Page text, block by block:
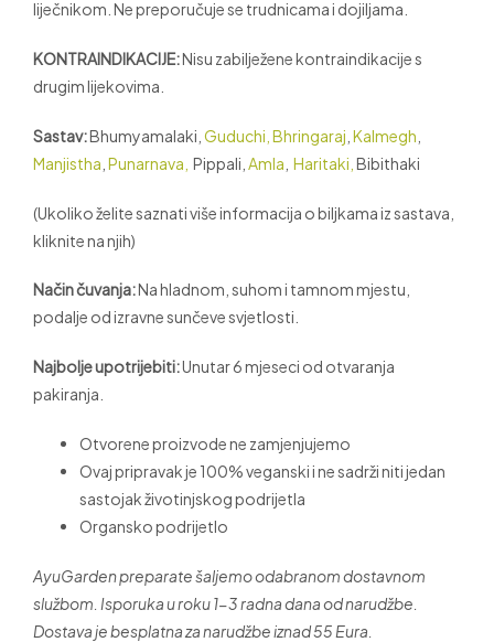
liječnikom. Ne preporučuje se trudnicama i dojiljama.
KONTRAINDIKACIJE:Nisu zabilježene kontraindikacije s
drugim lijekovima.
Sastav:Bhumyamalaki, Guduchi, Bhringaraj Kalmegh
Manjistha Punarnava, Pippali, Amla Haritaki, Bibithaki
(Ukoliko želite saznati više informacija o biljkama iz sastava,
kliknite na njih)
Način čuvanja:Na hladnom, suhom i tamnom mjestu,
podalje od izravne sunčeve svjetlosti.
Najbolje upotrijebiti:Unutar 6 mjeseci od otvaranja
pakiranja.
Otvorene proizvode ne zamjenjujemo
Ovaj pripravak je 100% veganski i ne sadrži niti jedan
sastojak životinjskog podrijetla
Organsko podrijetlo
AyuGarden preparate šaljemo odabranom dostavnom
službom. Isporuka u roku 1-3 radna dana od narudžbe.
Dostava je besplatna za narudžbe iznad 55 Eura.